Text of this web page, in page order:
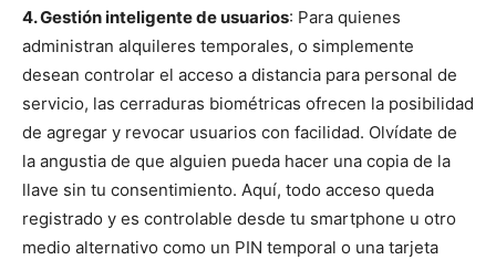
4. Gestión inteligente de usuarios: Para quienes
administran alquileres temporales, o simplemente
desean controlar el acceso a distancia para personal de
servicio, las cerraduras biométricas ofrecen la posibilidad
de agregar y revocar usuarios con facilidad. Olvídate de
la angustia de que alguien pueda hacer una copia de la
llave sin tu consentimiento. Aquí, todo acceso queda
registrado y es controlable desde tu smartphone u otro
medio alternativo como un PIN temporal o una tarjeta